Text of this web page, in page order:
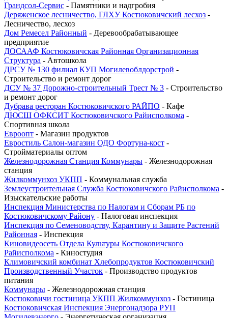
Грандсол-Сервис - Памятники и надгробия
Деряженское лесничество, ГЛХУ Костюковичский лесхоз -
Лесничество, лесхоз
Дом Ремесел Районный - Деревообрабатывающее
предприятие
ДОСААФ Костюковичская Районная Организационная
Структура - Автошкола
ДРСУ № 130 филиал КУП Могилевоблдорстрой -
Строительство и ремонт дорог
ДСУ № 37 Дорожно-строительный Трест № 3 - Строительство
и ремонт дорог
Дубрава ресторан Костюковичского РАЙПО - Кафе
ДЮСШ ОФКСИТ Костюковичского Райисполкома -
Спортивная школа
Евроопт - Магазин продуктов
Евростиль Салон-магазин ОДО Фортуна-кост -
Стройматериалы оптом
Железнодорожная Станция Коммунары - Железнодорожная
станция
Жилкоммунхоз УКПП - Коммунальная служба
Землеустроительная Служба Костюковичского Райисполкома -
Изыскательские работы
Инспекция Министерства по Налогам и Сборам РБ по
Костюковичскому Району - Налоговая инспекция
Инспекция по Семеноводству, Карантину и Защите Растений
Районная - Инспекция
Киновидеосеть Отдела Культуры Костюковичского
Райисполкома - Киностудия
Климовичский комбинат Хлебопродуктов Костюковичский
Производственный Участок - Производство продуктов
питания
Коммунары - Железнодорожная станция
Костюковичи гостиница УКПП Жилкоммунхоз - Гостиница
Костюковичская Инспекция Энергонадзора РУП